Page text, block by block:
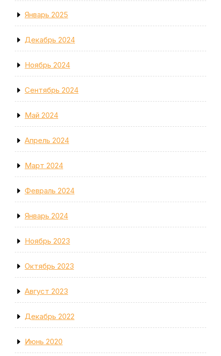
Январь 2025
Декабрь 2024
Ноябрь 2024
Сентябрь 2024
Май 2024
Апрель 2024
Март 2024
Февраль 2024
Январь 2024
Ноябрь 2023
Октябрь 2023
Август 2023
Декабрь 2022
Июнь 2020